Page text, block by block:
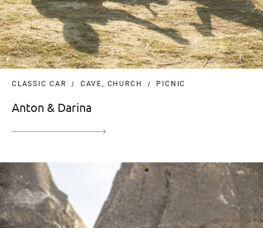
CLASSIC CAR CAVE, CHURCH PICNIC
Anton & Darina